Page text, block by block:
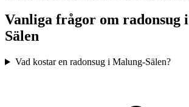
Vanliga frågor om radonsug i
Sälen
Vad kostar en radonsug i Malung-Sälen?